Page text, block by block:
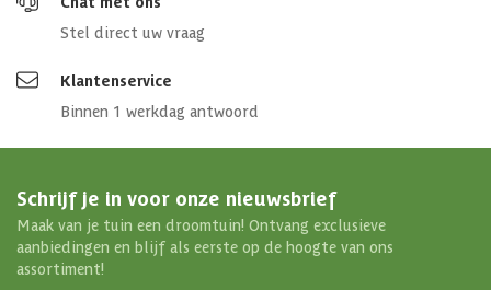
Stel direct uw vraag
Klantenservice
Binnen 1 werkdag antwoord
Schrijf je in voor onze nieuwsbrief
Maak van je tuin een droomtuin! Ontvang exclusieve
aanbiedingen en blijf als eerste op de hoogte van ons
assortiment!